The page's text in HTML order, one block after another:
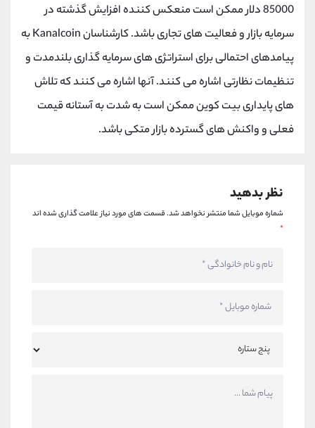
85000 دلار ممکن است منعکس کننده افزایش گذشته در
سرمایه بازار و فعالیت های تجاری باشد. کارشناسان Kanalcoin به
پیامدهای احتمالی برای استراتژی های سرمایه گذاری بلندمدت و
تنظیمات نظارتی اشاره می کنند. آنها اشاره می کنند که تلاش
های پایداری بیت کوین ممکن است به شدت به آستانه قیمت
فعلی و واکنش های گسترده بازار متکی باشد.
نظر بدهید
شماره موبایل شما منتشر نخواهد شد.قسمت های مورد نیاز علامت گذاری شده اند
*